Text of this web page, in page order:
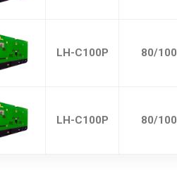
LH-C100P 80/100
LH-C100P 80/100